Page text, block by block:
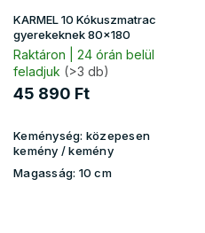
KARMEL 10 Kókuszmatrac
gyerekeknek 80x180
Raktáron | 24 órán belül
feladjuk (>3 db)
45 890 Ft
Keménység: közepesen
kemény / kemény
Magasság: 10 cm